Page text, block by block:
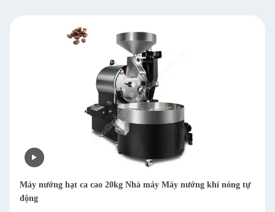
Máy tách hạt cà phê khô đa chức năng Arabica Huller Máy
tách cà phê 800kg/h